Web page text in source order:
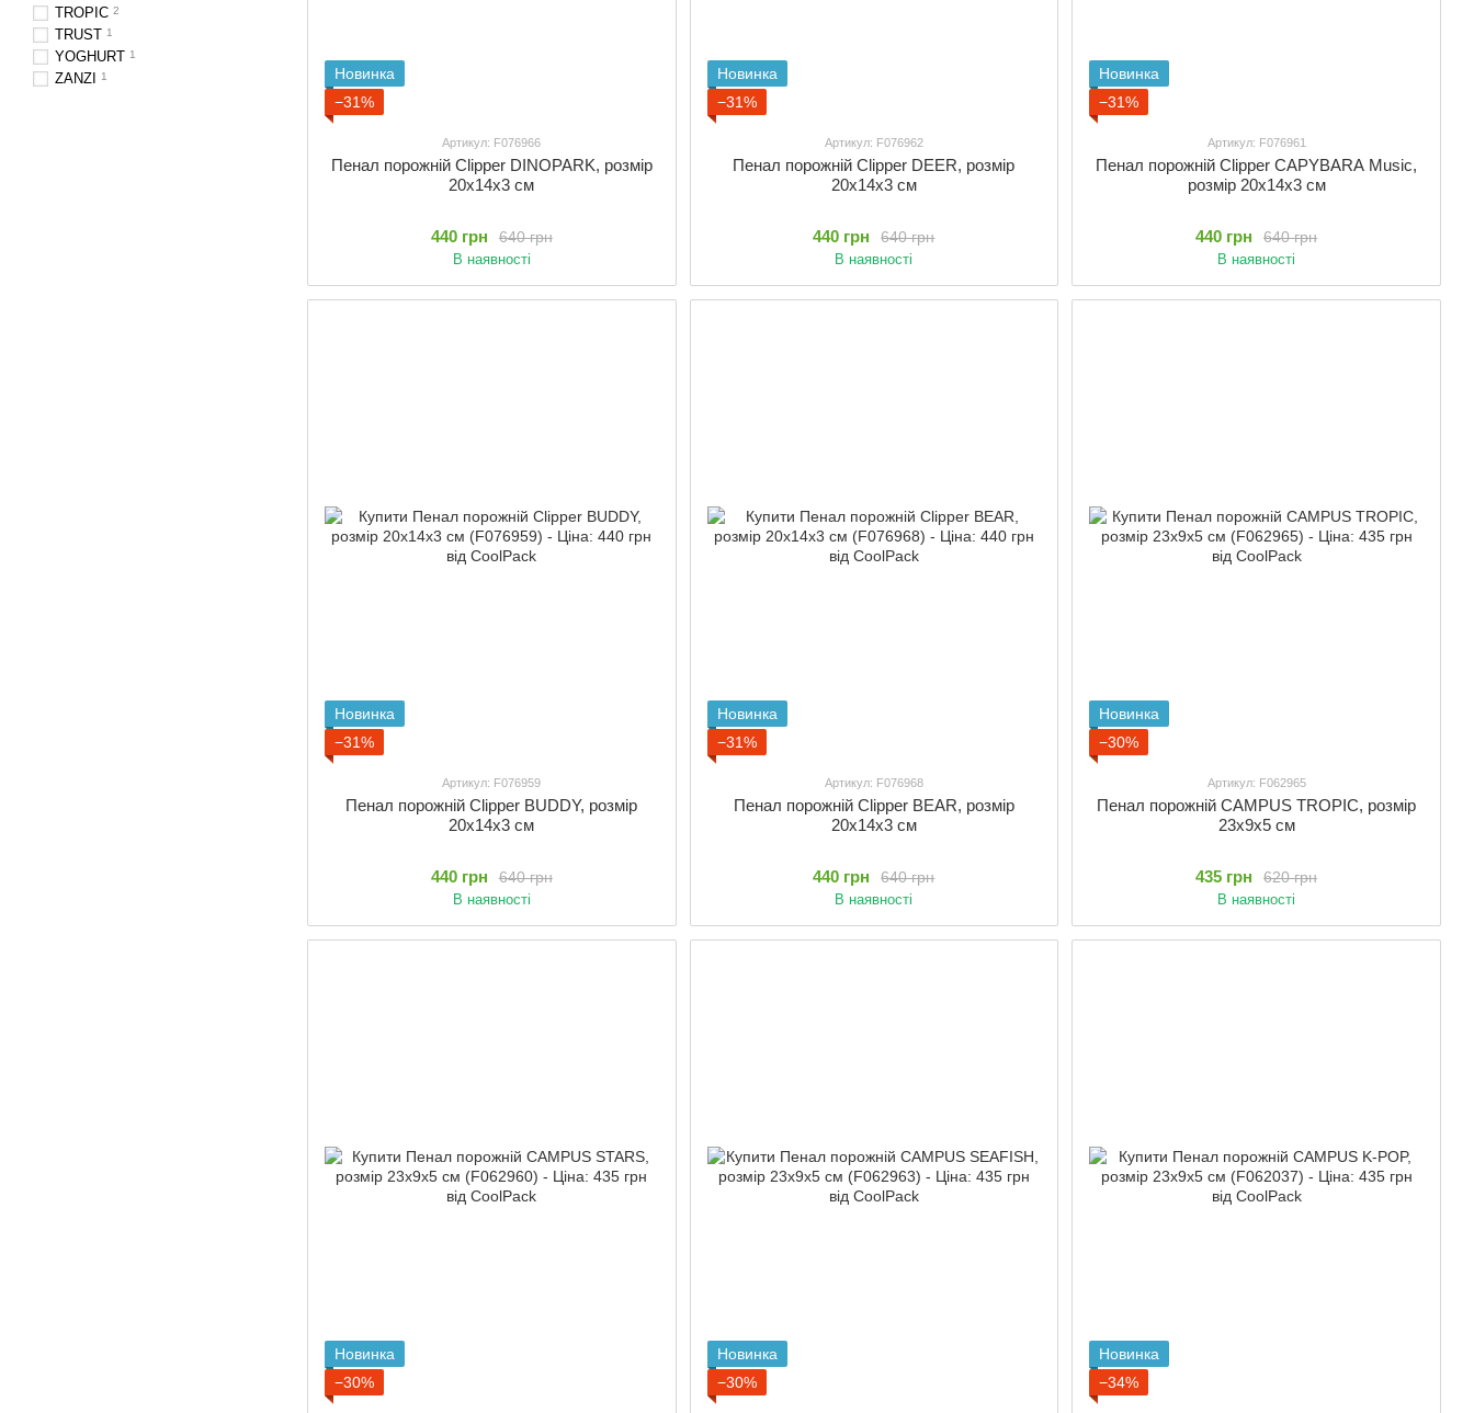
Новинка
−31%
Артикул: F076966
Пенал порожній Clipper DINOPARK, розмір
20x14x3 см
640 грн
440 грн
В наявності
Новинка
−31%
Артикул: F076962
Пенал порожній Clipper DEER, розмір
20x14x3 см
640 грн
440 грн
В наявності
Новинка
−31%
Артикул: F076961
Пенал порожній Clipper CAPYBARA Music,
розмір 20x14x3 см
640 грн
440 грн
В наявності
Новинка
−31%
Артикул: F076959
Пенал порожній Clipper BUDDY, розмір
20x14x3 см
640 грн
440 грн
В наявності
Новинка
−31%
Артикул: F076968
Пенал порожній Clipper BEAR, розмір
20x14x3 см
640 грн
440 грн
В наявності
Новинка
−30%
Артикул: F062965
Пенал порожній CAMPUS TROPIC, розмір
23x9x5 см
620 грн
435 грн
В наявності
Новинка
−30%
Новинка
−30%
Новинка
−34%
TROPIC 2
TRUST 1
YOGHURT 1
ZANZI 1